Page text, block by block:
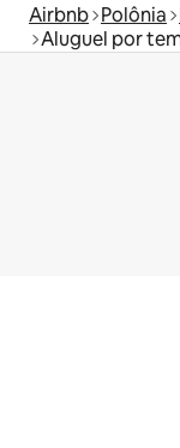
Airbnb Polônia
Aluguel por